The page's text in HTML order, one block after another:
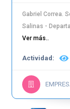
Gabriel Correa.
Salinas -
Ver más..
Actividad: